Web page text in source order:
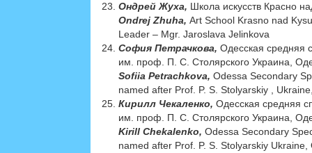
Ондрей Жуха, Школа искусств Красно
Ondrej Zhuha, Art School Krasno nad
Leader – Mgr. Jaroslava Jelinkova
София Петрачкова, Одесская средняя
им. проф. П. С. Столярского Украина,
Sofiia Petrachkova, Odessa Secondary
named after Prof. P. S. Stolyarskiy ,
Кирилл Чекаленко, Одесская средняя
им. проф. П. С. Столярского Украина,
Kirill Chekalenko, Odessa Secondary
named after Prof. P. S. Stolyarskiy